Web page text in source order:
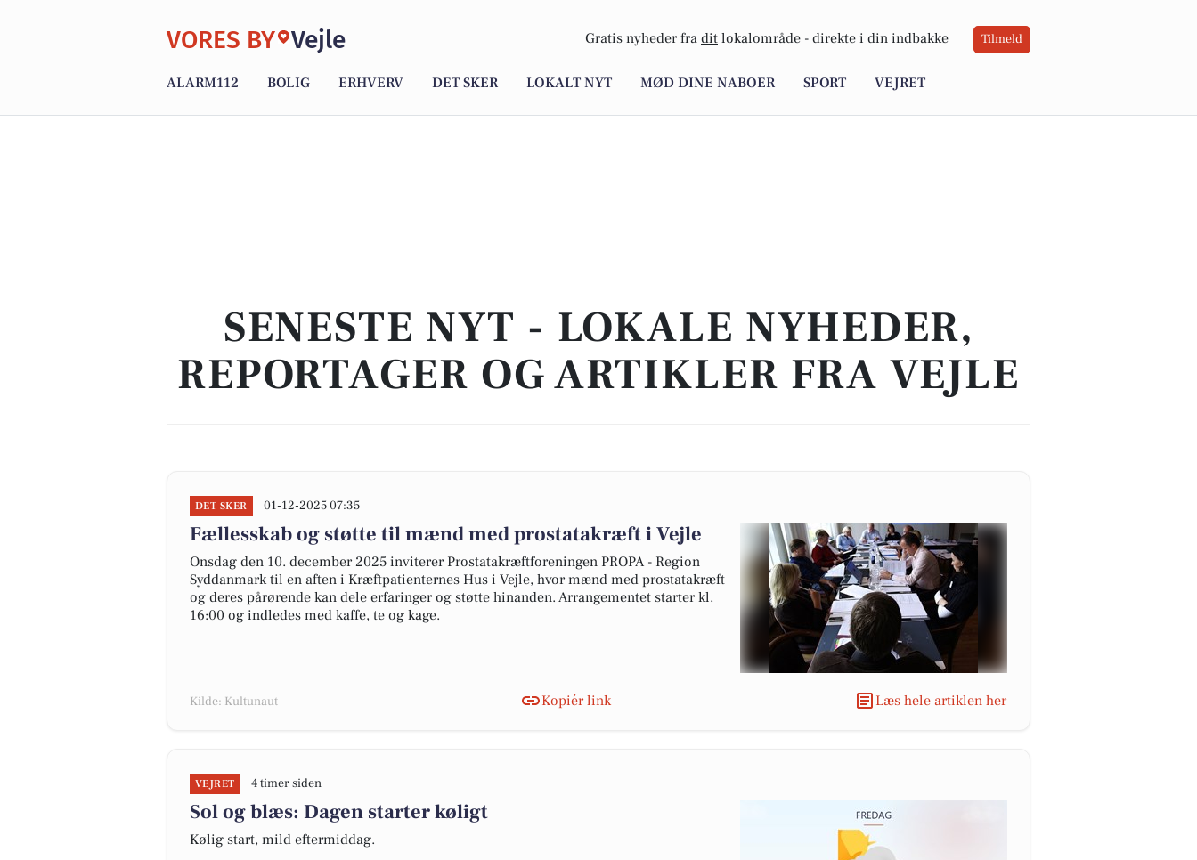
VORES BY Vejle Gratis nyheder fra dit lokalområde - direkte i din indbakke Tilmeld
ALARM112 BOLIG ERHVERV DET SKER LOKALT NYT MØD DINE NABOER SPORT VEJRET
SENESTE NYT - LOKALE NYHEDER,
REPORTAGER OG ARTIKLER FRA VEJLE
DET SKER 01-12-2025 07:35
Fællesskab og støtte til mænd med prostatakræft i Vejle
Onsdag den 10. december 2025 inviterer Prostatakræftforeningen PROPA - Region
Syddanmark til en aften i Kræftpatienternes Hus i Vejle, hvor mænd med prostatakræft
og deres pårørende kan dele erfaringer og støtte hinanden. Arrangementet starter kl.
16:00 og indledes med kaffe, te og kage.
Kilde: Kultunaut Kopiér link Læs hele artiklen her
VEJRET 4 timer siden
Sol og blæs: Dagen starter køligt
Kølig start, mild eftermiddag.